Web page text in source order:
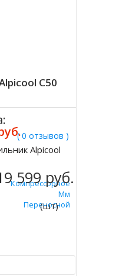
C50
( 0 отзывов )
Компрессорное
497х650х375 Мм
Переносной
Alpicool
599 руб.
(шт)